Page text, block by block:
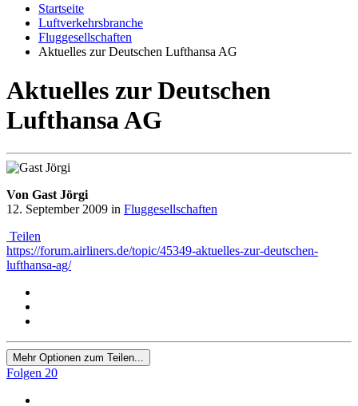
Startseite
Luftverkehrsbranche
Fluggesellschaften
Aktuelles zur Deutschen Lufthansa AG
Aktuelles zur Deutschen
Lufthansa AG
Von Gast Jörgi
12. September 2009 in Fluggesellschaften
Teilen
https://forum.airliners.de/topic/45349-aktuelles-zur-deutschen-
lufthansa-ag/
Mehr Optionen zum Teilen...
Folgen 20